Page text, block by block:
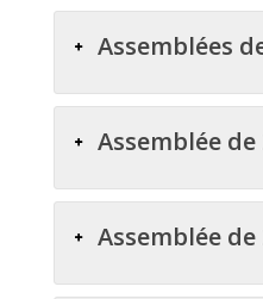
Assemblées
Assemblée de
Assemblée de